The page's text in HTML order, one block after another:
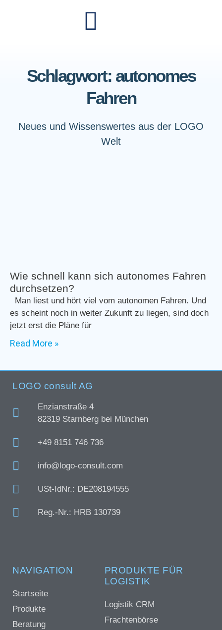
Schlagwort: autonomes
Fahren
Neues und Wissenswertes aus der LOGO
Welt
Wie schnell kann sich autonomes Fahren
durchsetzen?
Man liest und hört viel vom autonomen Fahren. Und
es scheint noch in weiter Zukunft zu liegen, sind doch
jetzt erst die Pläne für
Read More »
LOGO consult AG
Enzianstraße 4
82319 Starnberg bei München
+49 8151 746 736
info@logo-consult.com
USt-IdNr.: DE208194555
Reg.-Nr.: HRB 130739
NAVIGATION
Startseite
Produkte
Beratung
PRODUKTE FÜR
LOGISTIK
Logistik CRM
Frachtenbörse